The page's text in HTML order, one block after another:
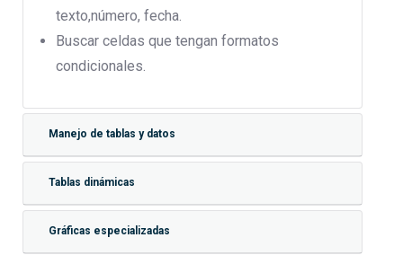
texto,número, fecha.
Buscar celdas que tengan formatos
condicionales.
Manejo de tablas y datos
Tablas dinámicas
Gráficas especializadas